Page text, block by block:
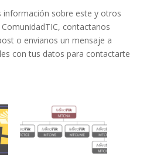
información sobre este y otros
contactanos
o envianos un mensaje a
con tus datos para contactarte